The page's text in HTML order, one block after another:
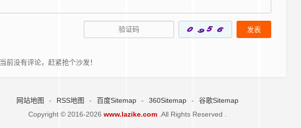
当前没有评论，赶紧抢个沙发！
网站地图 - RSS地图 - 百度Sitemap - 360Sitemap -
谷歌Sitemap
Copyright © 2016-2026 www.lazike.com .All Rights Reserved .